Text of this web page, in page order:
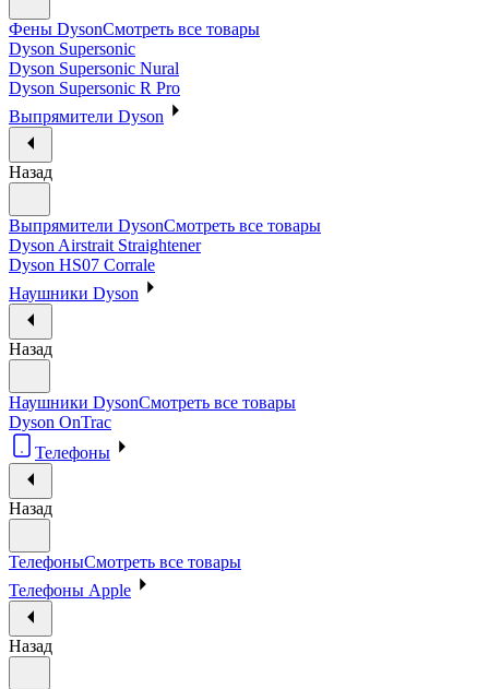
Фены DysonСмотреть все товары
Dyson Supersonic
Dyson Supersonic Nural
Dyson Supersonic R Pro
Выпрямители Dyson
Назад
Выпрямители DysonСмотреть все товары
Dyson Airstrait Straightener
Dyson HS07 Corrale
Наушники Dyson
Назад
Наушники DysonСмотреть все товары
Dyson OnTrac
Телефоны
Назад
ТелефоныСмотреть все товары
Телефоны Apple
Назад